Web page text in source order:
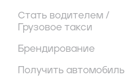
Стать водителем /
Грузовое такси
Брендирование
Получить автомобиль